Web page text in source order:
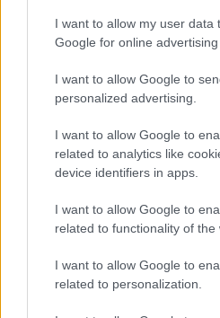
I want to allow my user data
Google for online advertising
I want to allow Google to
personalized advertising.
I want to allow Google to
related to analytics like
device identifiers in apps.
I want to allow Google to
related to functionality of the
I want to allow Google to
related to personalization.
Anima Sound System -Get
Anima Sound System -
Anima Sound System -
Betyárvizit Remix)
Anima Sound System -
you and mix')
Anima Sound System -
Anima Sound System - Elég
Aktarvata from Asian Dub
Rework)
Anima Sound System -
Lee Brown Jr. Remix)